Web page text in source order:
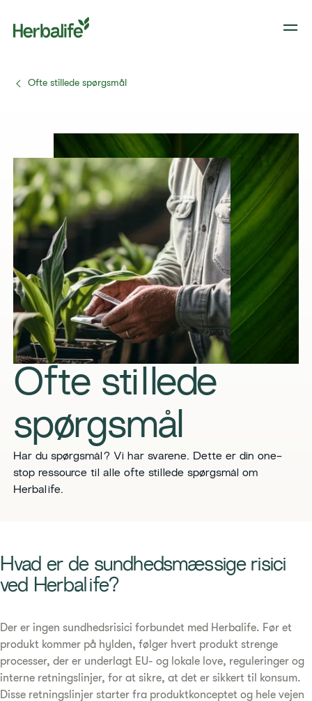
Ofte stillede spørgsmål
Ofte stillede
spørgsmål
Har du spørgsmål? Vi har svarene. Dette er din one-
stop ressource til alle ofte stillede spørgsmål om
Herbalife.
Hvad er de sundhedsmæssige risici
ved Herbalife?
Der er ingen sundhedsrisici forbundet med Herbalife. Før et
produkt kommer på hylden, følger hvert produkt strenge
processer, der er underlagt EU- og lokale love, reguleringer og
interne retningslinjer, for at sikre, at det er sikkert til konsum.
Disse retningslinjer starter fra produktkonceptet og hele vejen